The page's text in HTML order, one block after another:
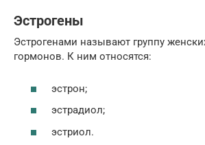
Эстрогены
Эстрогенами называют группу
гормонов. К ним относятся:
эстрон;
эстрадиол;
эстриол.